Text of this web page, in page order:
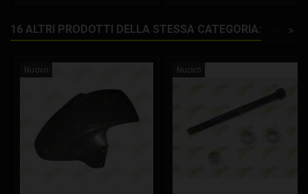
16 ALTRI PRODOTTI DELLA STESSA CATEGORIA: >
Nuovo Nuovo